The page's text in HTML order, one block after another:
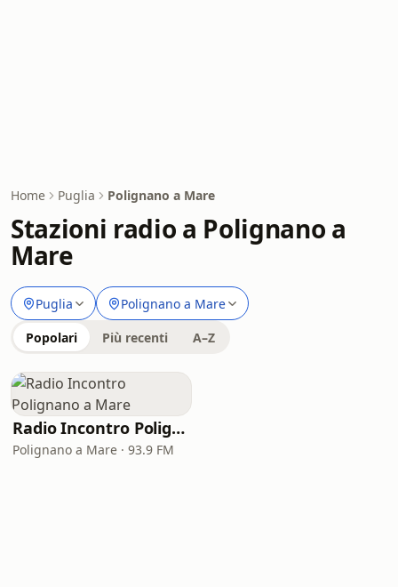
Home Puglia Polignano a Mare
Stazioni radio a Polignano a
Mare
Puglia Polignano a Mare
Popolari Più recenti A–Z
Radio Incontro Polignano a Mare
Polignano a Mare · 93.9 FM